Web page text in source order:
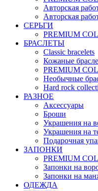
Авторская
Авторская
СЕРЬГИ
PREMIUM
БРАСЛЕТЫ
Classic bracelets
Кожаные
PREMIUM
Необычные
Hard rock
РАЗНОЕ
Аксессуары
Броши
Украшения на
Украшения на
Подарочная
ЗАПОНКИ
PREMIUM
Запонки на
Запонки на
ОДЕЖДА